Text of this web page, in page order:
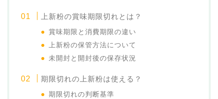
上新粉の賞味期限切れとは？
賞味期限と消費期限の違い
上新粉の保管方法について
未開封と開封後の保存状況
期限切れの上新粉は使える？
期限切れの判断基準